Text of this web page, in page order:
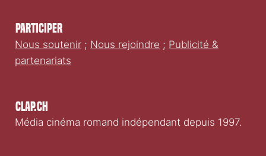
Clap.ch
Média cinéma romand indépendant depuis 1997.
Participer
Nous soutenir ; Nous rejoindre ; Publicité &
partenariats